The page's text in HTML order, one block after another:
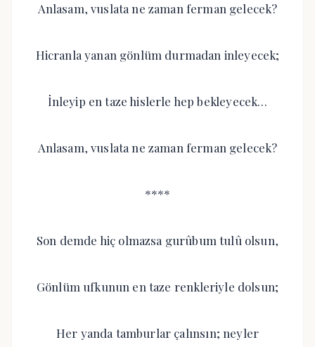
Anlasam, vuslata ne zaman ferman gelecek?
Hicranla yanan gönlüm durmadan inleyecek;
İnleyip en taze hislerle hep bekleyecek…
Anlasam, vuslata ne zaman ferman gelecek?
****
Son demde hiç olmazsa gurûbum tulû olsun,
Gönlüm ufkunun en taze renkleriyle dolsun;
Her yanda tamburlar çalınsın; neyler